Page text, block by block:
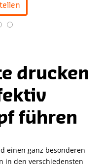
drucken
führen
einen ganz besonderen
in den verschiedensten